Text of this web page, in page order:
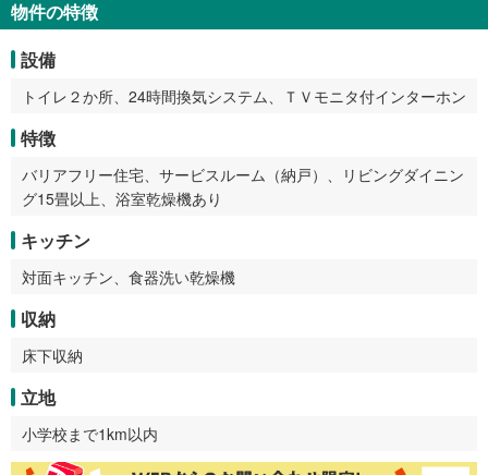
物件の特徴
設備
トイレ２か所、24時間換気システム、ＴＶモニタ付インターホン
特徴
バリアフリー住宅、サービスルーム（納戸）、リビングダイニン
グ15畳以上、浴室乾燥機あり
キッチン
対面キッチン、食器洗い乾燥機
収納
床下収納
立地
小学校まで1km以内